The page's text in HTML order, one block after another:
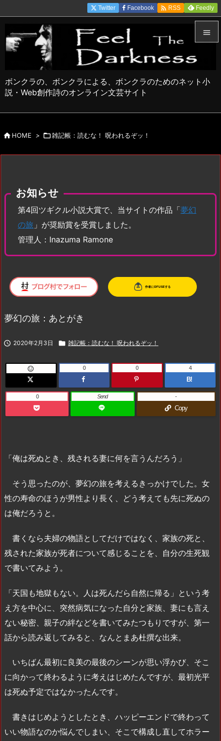
ボンクラの、ボンクラによる、ボンクラのためのネット小
説・Web創作詩のオンライン文芸サイト



Twitter Facebook  RSS Feedly
HOME > 雑記帳：読むな！ 呪われるぞッ！
お知らせ
第4回ツギクル小説大賞で、当サイトの作品「夢幻
の旅 」が奨励賞を受賞しました。
管理人：Inazuma Ramone
夢幻の旅：あとがき
 2020年2月3日  雑記帳：読むな！ 呪われるぞッ！
 0 0
B!
4
0 Send
Copy
-
「俺は死ぬとき、残される妻に何を言うんだろう」
そう思ったのが、夢幻の旅を考えるきっかけでした。女
性の寿命のほうが男性より長く、どう考えても先に死ぬの
は俺だろうと。
書くなら夫婦の物語としてだけではなく、家族の死と、
残された家族が死者について感じることを、自分の生死観
で書いてみよう。
「天国も地獄もない。人は死んだら自然に帰る」という考
え方を中心に、突然病気になった自分と家族、妻にも言え
ない秘密、親子の絆などを書いてみたつもりですが、第一
話から読み返してみると、なんとまあ杜撰な出来。
いちばん最初に良美の最後のシーンが思い浮かび、そこ
に向かって終わるように考えはじめたんですが、最初光平
は死ぬ予定ではなかったんです。
書きはじめようとしたとき、ハッピーエンドで終わって
いい物語なのか悩んでしまい、そこで構成し直してホラー